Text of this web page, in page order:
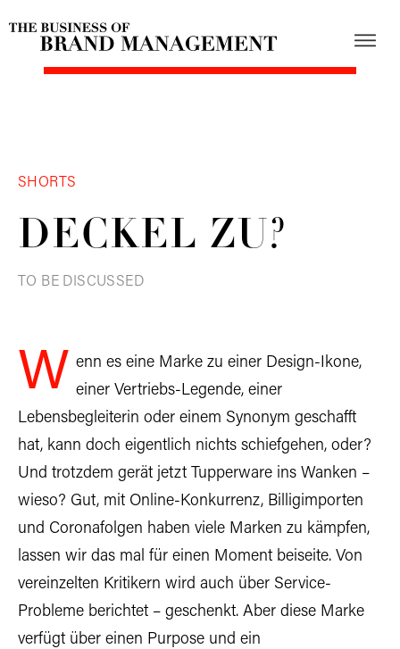
SHORTS
DECKEL ZU?
TO BE DISCUSSED
W enn es eine Marke zu einer Design-Ikone,
einer Vertriebs-Legende, einer
Lebensbegleiterin oder einem Synonym geschafft
hat, kann doch eigentlich nichts schiefgehen, oder?
Und trotzdem gerät jetzt Tupperware ins Wanken –
wieso? Gut, mit Online-Konkurrenz, Billigimporten
und Coronafolgen haben viele Marken zu kämpfen,
lassen wir das mal für einen Moment beiseite. Von
vereinzelten Kritikern wird auch über Service-
Probleme berichtet – geschenkt. Aber diese Marke
verfügt über einen Purpose und ein